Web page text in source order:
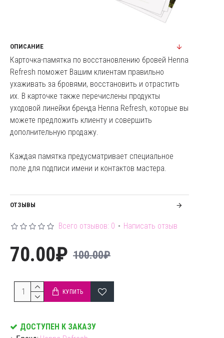
ОПИСАНИЕ
Карточка-памятка по восстановлению бровей Henna
Refresh поможет Вашим клиентам правильно
ухаживать за бровями, восстановить и отрастить
их. В карточке также перечислены продукты
уходовой линейки бренда Henna Refresh, которые вы
можете предложить клиенту и совершить
дополнительную продажу.
Каждая памятка предусматривает специальное
поле для подписи имени и контактов мастера.
ОТЗЫВЫ
ДОСТУПЕН К ЗАКАЗУ
Всего отзывов: 0 - Написать отзыв
70.00₽ 100.00₽
КУПИТЬ